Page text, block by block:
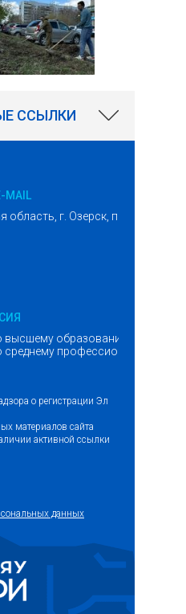
ССЫЛКИ
MAIL
область, г. Озерск, проспект
для отправки email)
высшему образованию)
среднему профессиональному
о регистрации Эл
материалов сайта
активной ссылки
данных